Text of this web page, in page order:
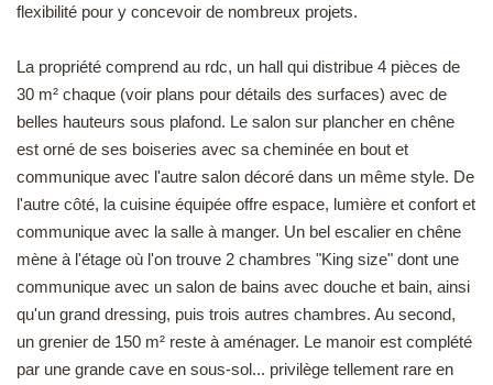
flexibilité pour y concevoir de nombreux projets.
La propriété comprend au rdc, un hall qui distribue 4 pièces de
30 m² chaque (voir plans pour détails des surfaces) avec de
belles hauteurs sous plafond. Le salon sur plancher en chêne
est orné de ses boiseries avec sa cheminée en bout et
communique avec l'autre salon décoré dans un même style. De
l'autre côté, la cuisine équipée offre espace, lumière et confort et
communique avec la salle à manger. Un bel escalier en chêne
mène à l'étage où l'on trouve 2 chambres "King size" dont une
communique avec un salon de bains avec douche et bain, ainsi
qu'un grand dressing, puis trois autres chambres. Au second,
un grenier de 150 m² reste à aménager. Le manoir est complété
par une grande cave en sous-sol... privilège tellement rare en